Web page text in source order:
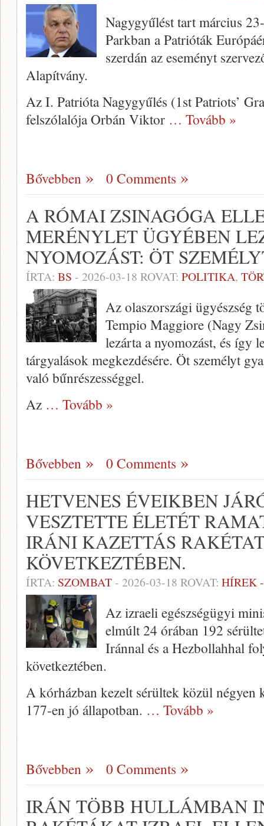
Nagygyűlést tart március
Parkban a Patrióták
szerdán az eseményt
Alapítvány.
Az I. Patrióta Nagygyűlés (1st Patriots’
felszólalója Orbán Viktor … Tovább »
Bővebben 0 Comments
A RÓMAI ZSINAGÓGA
MERÉNYLET ÜGYÉBEN
NYOMOZÁST: ÖT
ÍRTA: BS - 2026-03-18 ROVAT: POLITIKA,
Az olaszországi ügyészség
Tempio Maggiore (Nagy
lezárta a nyomozást, és így
tárgyalások megkezdésére. Öt személyt
való bűnrészességgel.
Az … Tovább »
Bővebben 0 Comments
HETVENES ÉVEIKBEN
VESZTETTE ÉLETÉT
IRÁNI KAZETTÁS
KÖVETKEZTÉBEN.
ÍRTA: SZOMBAT- 2026-03-18 ROVAT: HÍREK
Az izraeli egészségügyi
elmúlt 24 órában 192
Iránnal és a Hezbollahhal
következtében.
A kórházban kezelt sérültek közül négyen
177-en jó állapotban. … Tovább »
Bővebben 0 Comments
IRÁN TÖBB HULLÁMBAN